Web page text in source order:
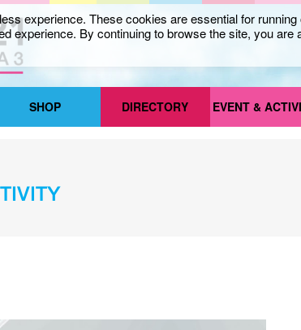
SHOP DIRECTORY EVENT &
experience. These cookies are essential for
experience. By continuing to browse the site, you are